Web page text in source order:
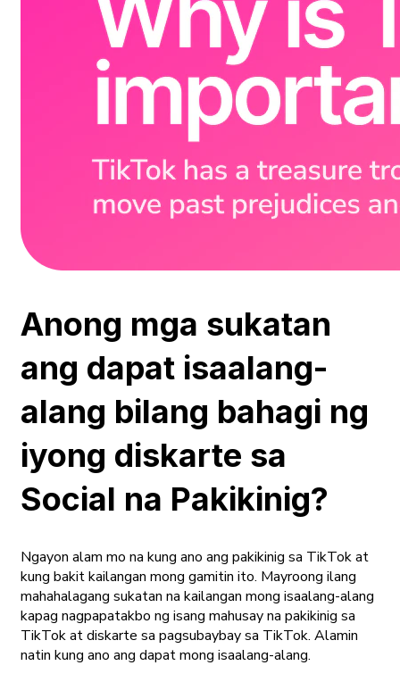
Anong mga sukatan
ang dapat isaalang-
alang bilang bahagi ng
iyong diskarte sa
Social na Pakikinig?
Ngayon alam mo na kung ano ang pakikinig sa TikTok at
kung bakit kailangan mong gamitin ito. Mayroong ilang
mahahalagang sukatan na kailangan mong isaalang-alang
kapag nagpapatakbo ng isang mahusay na pakikinig sa
TikTok at diskarte sa pagsubaybay sa TikTok. Alamin
natin kung ano ang dapat mong isaalang-alang.